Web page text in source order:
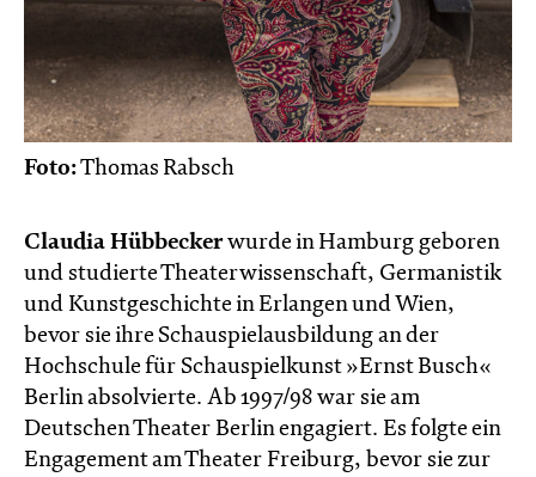
Foto:Thomas Rabsch
Claudia Hübbeckerwurde in Hamburg geboren
und studierte Theaterwissenschaft, Germanistik
und Kunstgeschichte in Erlangen und Wien,
bevor sie ihre Schauspielausbildung an der
Hochschule für Schauspielkunst »Ernst Busch«
Berlin absolvierte. Ab 1997/98 war sie am
Deutschen Theater Berlin engagiert. Es folgte ein
Engagement am Theater Freiburg, bevor sie zur